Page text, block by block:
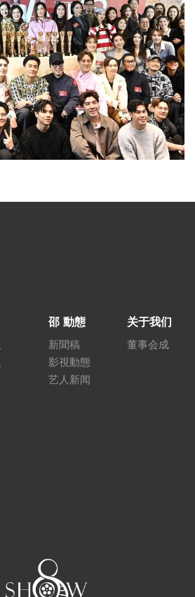
邵 動態
新聞稿
影視動態
艺人新闻
关于我们
董事会成